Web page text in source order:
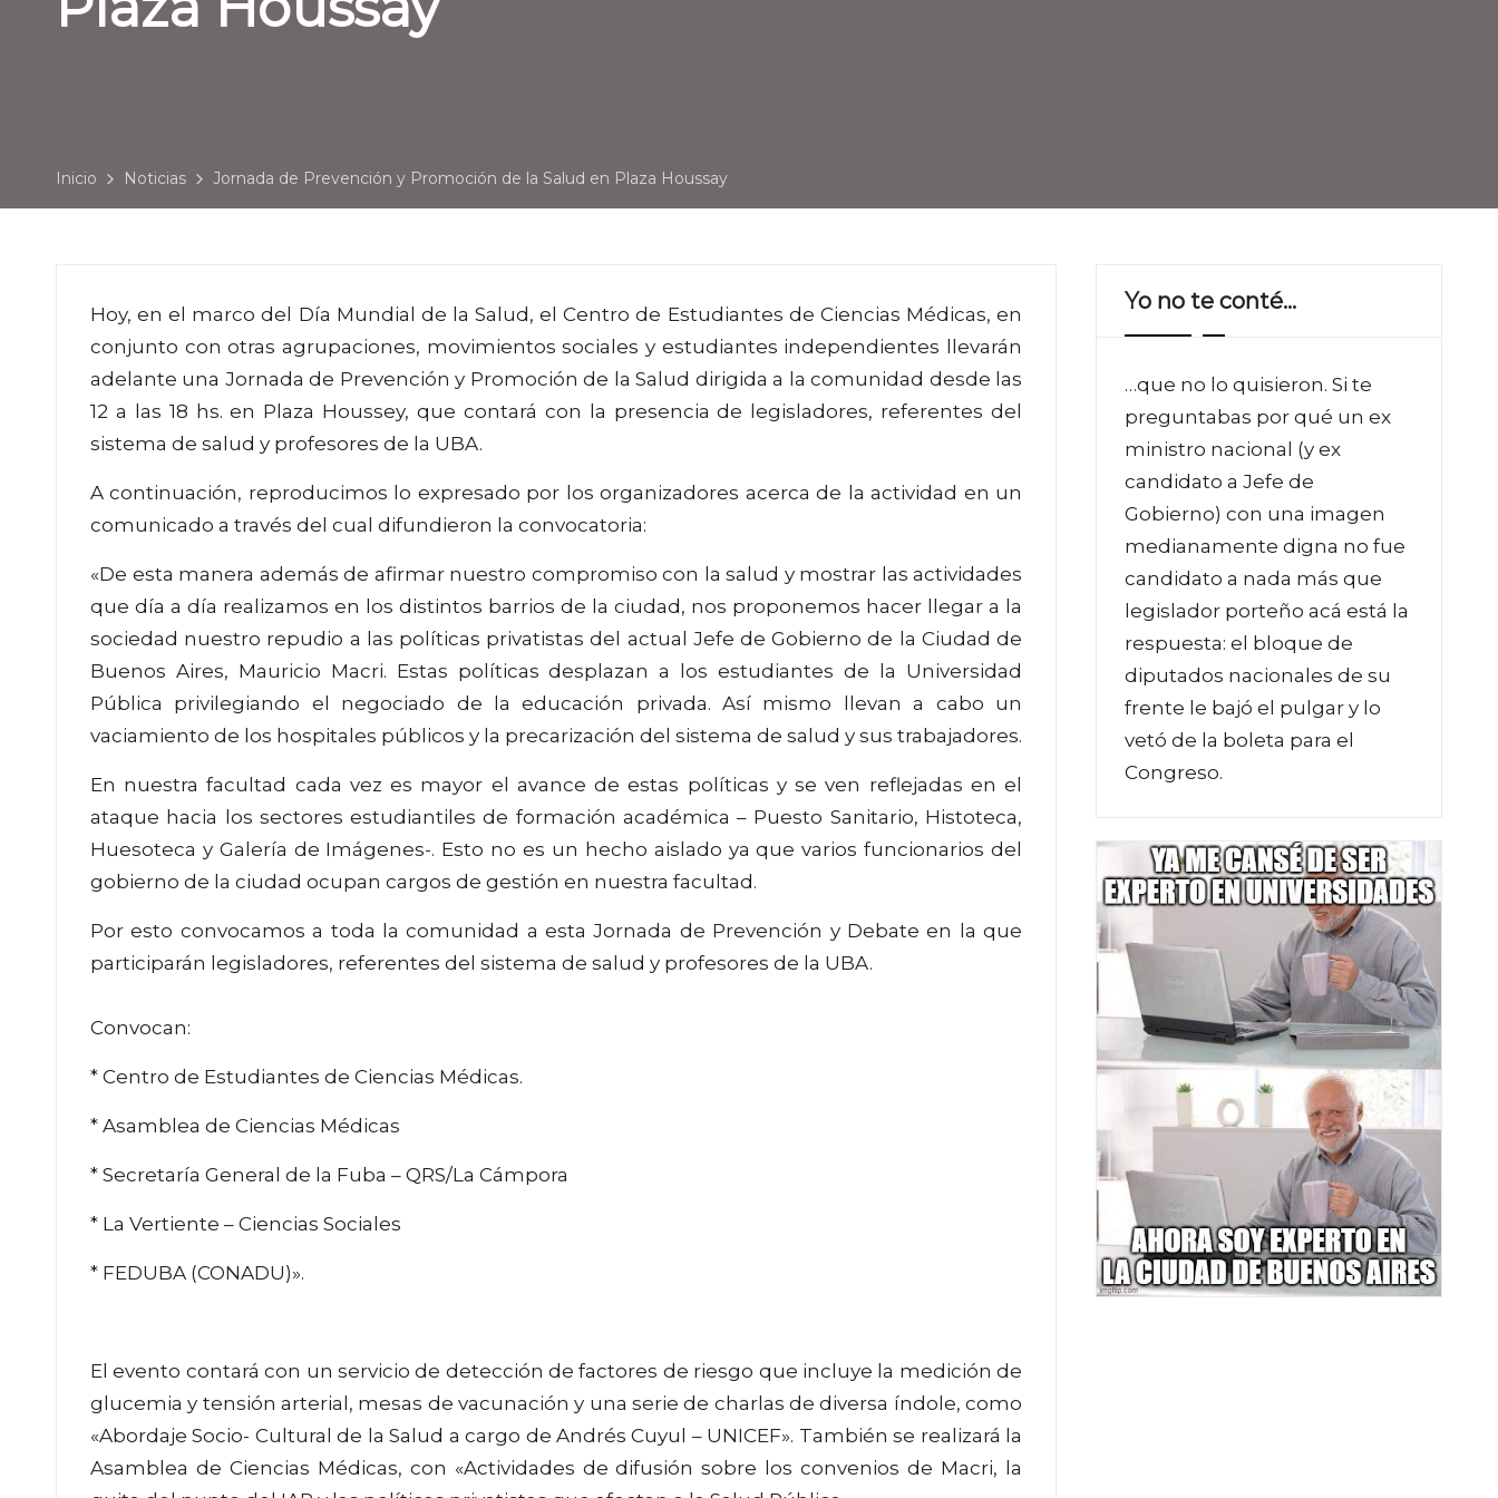
Inicio Noticias Jornada de Prevención y Promoción de la Salud en Plaza Houssay
Hoy, en el marco del Día Mundial de la Salud, el Centro de Estudiantes de Ciencias Médicas, en
conjunto con otras agrupaciones, movimientos sociales y estudiantes independientes llevarán
adelante una Jornada de Prevención y Promoción de la Salud dirigida a la comunidad desde las
12 a las 18 hs. en Plaza Houssey, que contará con la presencia de legisladores, referentes del
sistema de salud y profesores de la UBA.
A continuación, reproducimos lo expresado por los organizadores acerca de la actividad en un
comunicado a través del cual difundieron la convocatoria:
«De esta manera además de afirmar nuestro compromiso con la salud y mostrar las actividades
que día a día realizamos en los distintos barrios de la ciudad, nos proponemos hacer llegar a la
sociedad nuestro repudio a las políticas privatistas del actual Jefe de Gobierno de la Ciudad de
Buenos Aires, Mauricio Macri. Estas políticas desplazan a los estudiantes de la Universidad
Pública privilegiando el negociado de la educación privada. Así mismo llevan a cabo un
vaciamiento de los hospitales públicos y la precarización del sistema de salud y sus trabajadores.
En nuestra facultad cada vez es mayor el avance de estas políticas y se ven reflejadas en el
ataque hacia los sectores estudiantiles de formación académica – Puesto Sanitario, Histoteca,
Huesoteca y Galería de Imágenes-. Esto no es un hecho aislado ya que varios funcionarios del
gobierno de la ciudad ocupan cargos de gestión en nuestra facultad.
Por esto convocamos a toda la comunidad a esta Jornada de Prevención y Debate en la que
participarán legisladores, referentes del sistema de salud y profesores de la UBA.
Convocan:
* Centro de Estudiantes de Ciencias Médicas.
* Asamblea de Ciencias Médicas
* Secretaría General de la Fuba – QRS/La Cámpora
* La Vertiente – Ciencias Sociales
* FEDUBA (CONADU)».
El evento contará con un servicio de detección de factores de riesgo que incluye la medición de
glucemia y tensión arterial, mesas de vacunación y una serie de charlas de diversa índole, como
«Abordaje Socio- Cultural de la Salud a cargo de Andrés Cuyul – UNICEF». También se realizará la
Asamblea de Ciencias Médicas, con «Actividades de difusión sobre los convenios de Macri, la
Yo no te conté…
…que no lo quisieron. Si te
preguntabas por qué un ex
ministro nacional (y ex
candidato a Jefe de
Gobierno) con una imagen
medianamente digna no fue
candidato a nada más que
legislador porteño acá está la
respuesta: el bloque de
diputados nacionales de su
frente le bajó el pulgar y lo
vetó de la boleta para el
Congreso.